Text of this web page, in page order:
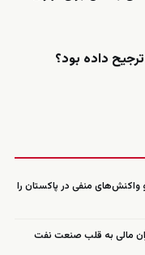
داده بود؟
واکنش‌های منفی در پاکستان را
مالی به قلب صنعت نفت